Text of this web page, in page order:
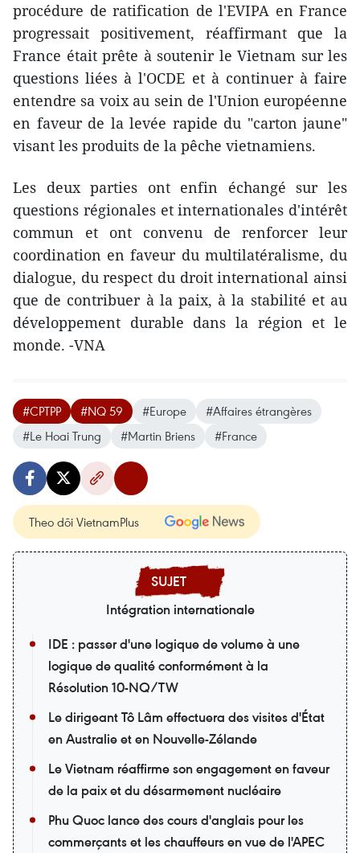
procédure de ratification de l'EVIPA en France
progressait positivement, réaffirmant que la
France était prête à soutenir le Vietnam sur les
questions liées à l'OCDE et à continuer à faire
entendre sa voix au sein de l'Union européenne
en faveur de la levée rapide du "carton jaune"
visant les produits de la pêche vietnamiens.
Les deux parties ont enfin échangé sur les
questions régionales et internationales d'intérêt
commun et ont convenu de renforcer leur
coordination en faveur du multilatéralisme, du
dialogue, du respect du droit international ainsi
que de contribuer à la paix, à la stabilité et au
développement durable dans la région et le
monde. -VNA
#CPTPP #NQ 59 #Europe
#Affaires étrangères
#Le Hoai Trung
#Martin Briens #France
Theo dõi VietnamPlus
Intégration internationale
IDE : passer d'une logique de volume à une
logique de qualité conformément à la
Résolution 10-NQ/TW
Le dirigeant Tô Lâm effectuera des visites d'État
en Australie et en Nouvelle-Zélande
Le Vietnam réaffirme son engagement en faveur
de la paix et du désarmement nucléaire
Phu Quoc lance des cours d'anglais pour les
commerçants et les chauffeurs en vue de l'APEC